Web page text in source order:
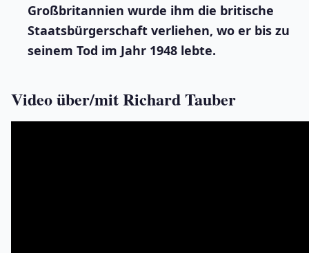
Großbritannien wurde ihm die britische
Staatsbürgerschaft verliehen, wo er bis zu
seinem Tod im Jahr 1948 lebte.
Video über/mit Richard Tauber